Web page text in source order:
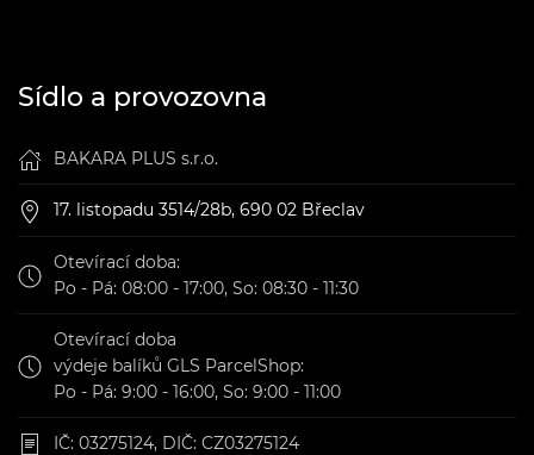
Sídlo a provozovna
BAKARA PLUS s.r.o.
17. listopadu 3514/28b, 690 02 Břeclav
Otevírací doba:
Po - Pá: 08:00 - 17:00, So: 08:30 - 11:30
Otevírací doba
výdeje balíků GLS ParcelShop:
Po - Pá: 9:00 - 16:00, So: 9:00 - 11:00
IČ: 03275124, DIČ: CZ03275124